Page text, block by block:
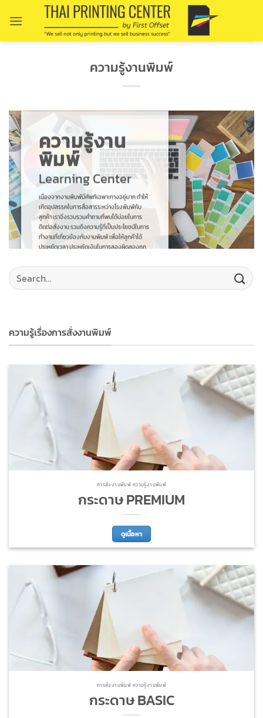
ความรู้งานพิมพ์
ความรู้งาน
พิมพ์
Learning Center
เนื่องจากงานพิมพ์มีศัพท์เฉพาะทางอยู่มาก ทำให้
เกิดอุปสรรคในการสื่อสารระหว่างโรงพิมพ์กับ
ลูกค้า เราจึงรวบรวมคำถามที่พบได้บ่อยในการ
ติดต่อสั่งงาน รวมถึงความรู้ที่เป็นประโยชน์ในการ
ทำงานที่เกี่ยวข้องกับงานพิมพ์ เพื่อให้ลูกค้าได้
ประหยัดเวลา ประหยัดเงินในการลองผิดลองถูก
คำถามที่พบบ่อย
ความรู้เรื่องการสั่งงานพิมพ์
การสั่งงานพิมพ์ ความรู้งานพิมพ์
กระดาษ PREMIUM
ดูเนื้อหา
การสั่งงานพิมพ์ ความรู้งานพิมพ์
กระดาษ BASIC